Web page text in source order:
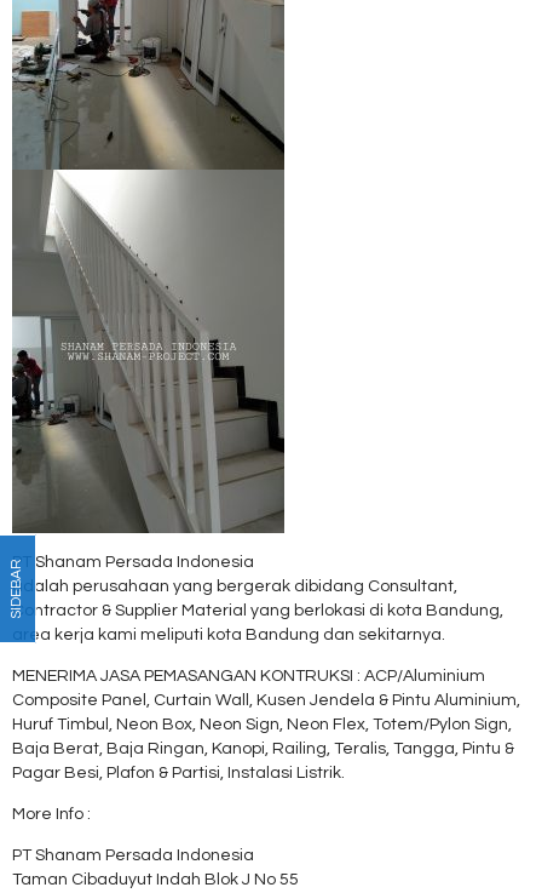
PT Shanam Persada Indonesia
adalah perusahaan yang bergerak dibidang Consultant,
Contractor & Supplier Material yang berlokasi di kota Bandung,
area kerja kami meliputi kota Bandung dan sekitarnya.
MENERIMA JASA PEMASANGAN KONTRUKSI : ACP/Aluminium
Composite Panel, Curtain Wall, Kusen Jendela & Pintu Aluminium,
Huruf Timbul, Neon Box, Neon Sign, Neon Flex, Totem/Pylon Sign,
Baja Berat, Baja Ringan, Kanopi, Railing, Teralis, Tangga, Pintu &
Pagar Besi, Plafon & Partisi, Instalasi Listrik.
More Info :
PT Shanam Persada Indonesia
Taman Cibaduyut Indah Blok J No 55
SIDEBAR